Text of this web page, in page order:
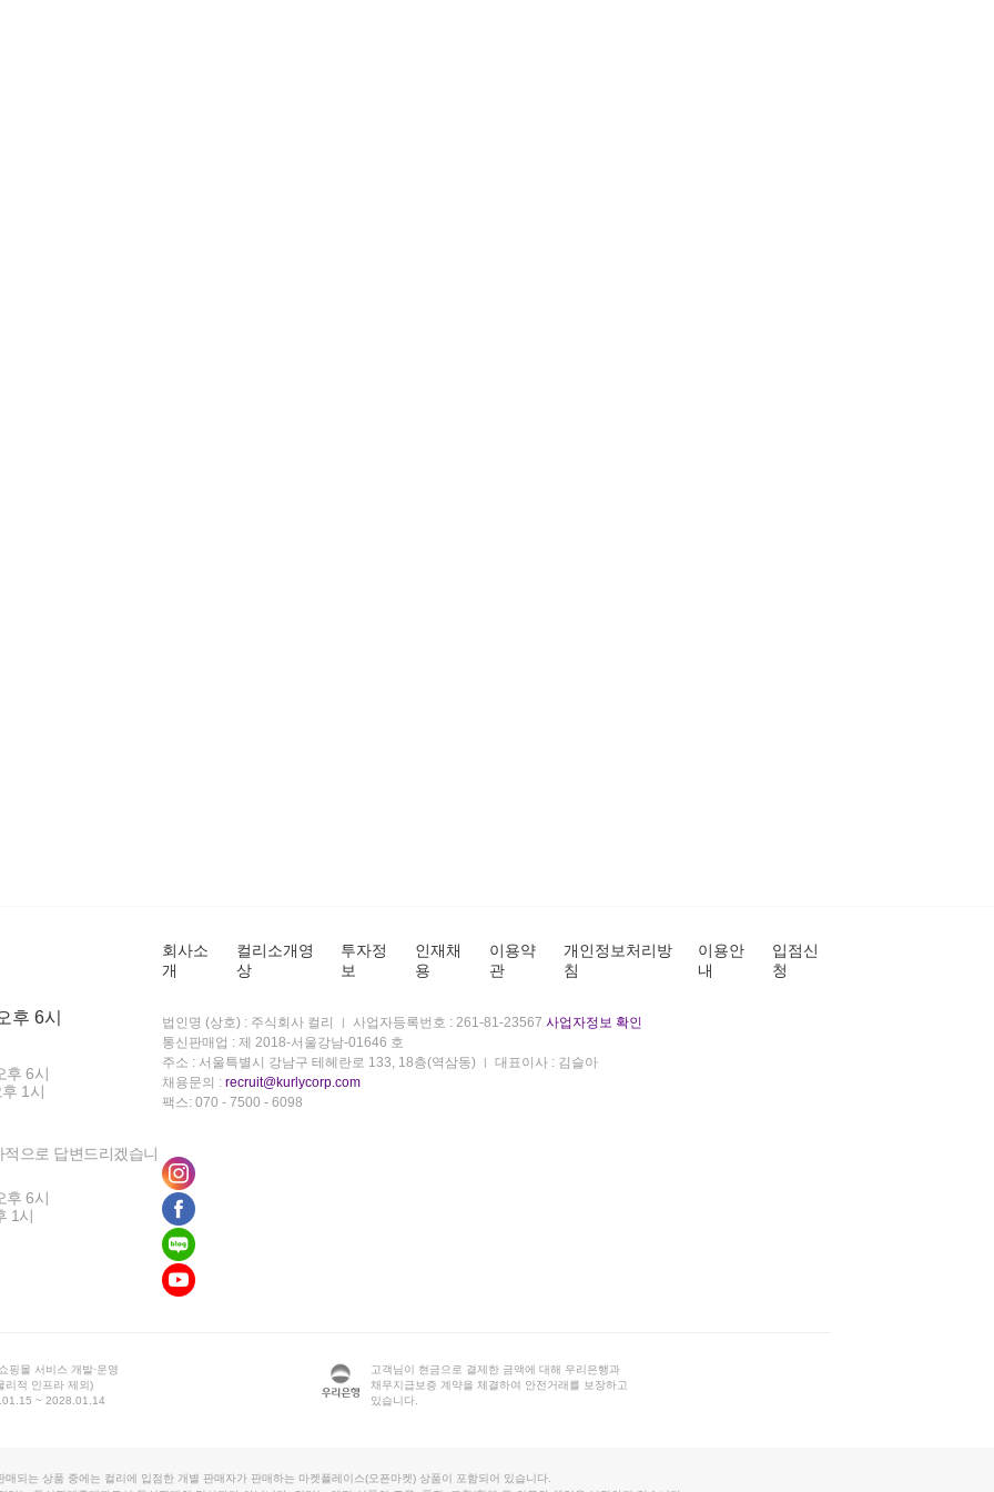
후 6시
후 6시
1시
으로 답변드리겠습니
후 6시
1시
회사소
개
컬리소개영
상
투자정
보
인재채
용
이용약
관
개인정보처리방
침
이용안
내
입점신
청
법인명 (상호) : 주식회사 컬리 사업자등록번호 : 261-81-23567 사업자정보 확인
통신판매업 : 제 2018-서울강남-01646 호
주소 : 서울특별시 강남구 테헤란로 133, 18층(역삼동)
대표이사 : 김슬아
채용문의 : recruit@kurlycorp.com
팩스: 070 - 7500 - 6098
핑몰 서비스 개발·운영
리적 인프라 제외)
~ 2028.01.14
고객님이 현금으로 결제한 금액에 대해 우리은행과
채무지급보증 계약을 체결하여 안전거래를 보장하고
있습니다.
매되는 상품 중에는 컬리에 입점한 개별 판매자가 판매하는 마켓플레이스(오픈마켓) 상품이 포함되어 있습니다.